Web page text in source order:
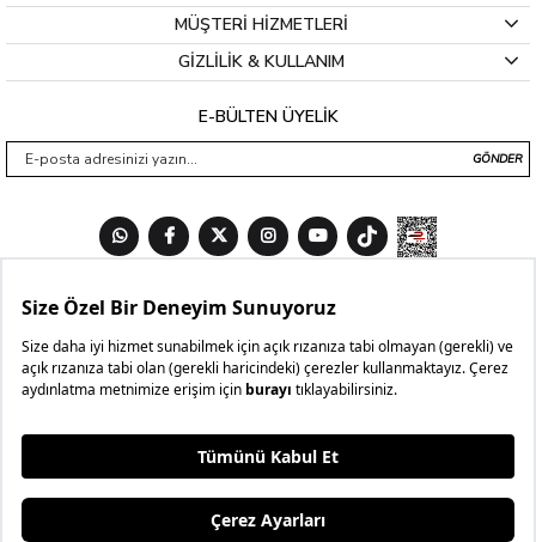
MÜŞTERİ HİZMETLERİ
GİZLİLİK & KULLANIM
E-BÜLTEN ÜYELİK
GÖNDER